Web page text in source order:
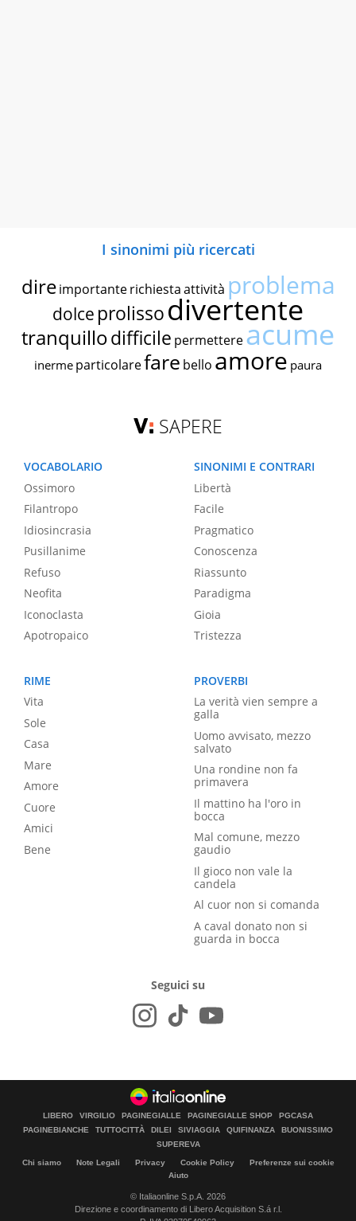
I sinonimi più ricercati
dire importante richiestaattività problema
dolce prolissodivertente
tranquillodifficile permettereacume
inerme particolarefare bello amore paura
SAPERE
VOCABOLARIO
Ossimoro
Filantropo
Idiosincrasia
Pusillanime
Refuso
Neofita
Iconoclasta
Apotropaico
SINONIMI E CONTRARI
Libertà
Facile
Pragmatico
Conoscenza
Riassunto
Paradigma
Gioia
Tristezza
RIME
Vita
Sole
Casa
Mare
Amore
Cuore
Amici
Bene
PROVERBI
La verità vien sempre a
galla
Uomo avvisato, mezzo
salvato
Una rondine non fa
primavera
Il mattino ha l'oro in
bocca
Mal comune, mezzo
gaudio
Il gioco non vale la
candela
Al cuor non si comanda
A caval donato non si
guarda in bocca
Seguici su
LIBERO VIRGILIO PAGINEGIALLE PAGINEGIALLE SHOP
PGCASA
PAGINEBIANCHE
TUTTOCITTÀ DILEI SIVIAGGIA QUIFINANZA
BUONISSIMO
SUPEREVA
Chi siamo Note Legali Privacy Cookie Policy
Preferenze sui cookie
Aiuto
© Italiaonline S.p.A. 2026
Direzione e coordinamento di Libero Acquisition S.á r.l.